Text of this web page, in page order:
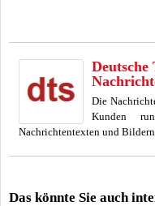
Deutsche
Die
Kunden
Nachrichtentexten und
Das könnte Sie auch